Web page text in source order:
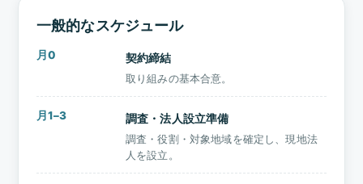
一般的なスケジュール
月0 契約締結
取り組みの基本合意。
月1–3 調査・法人設立準備
調査・役割・対象地域を確定し、現地法
人を設立。